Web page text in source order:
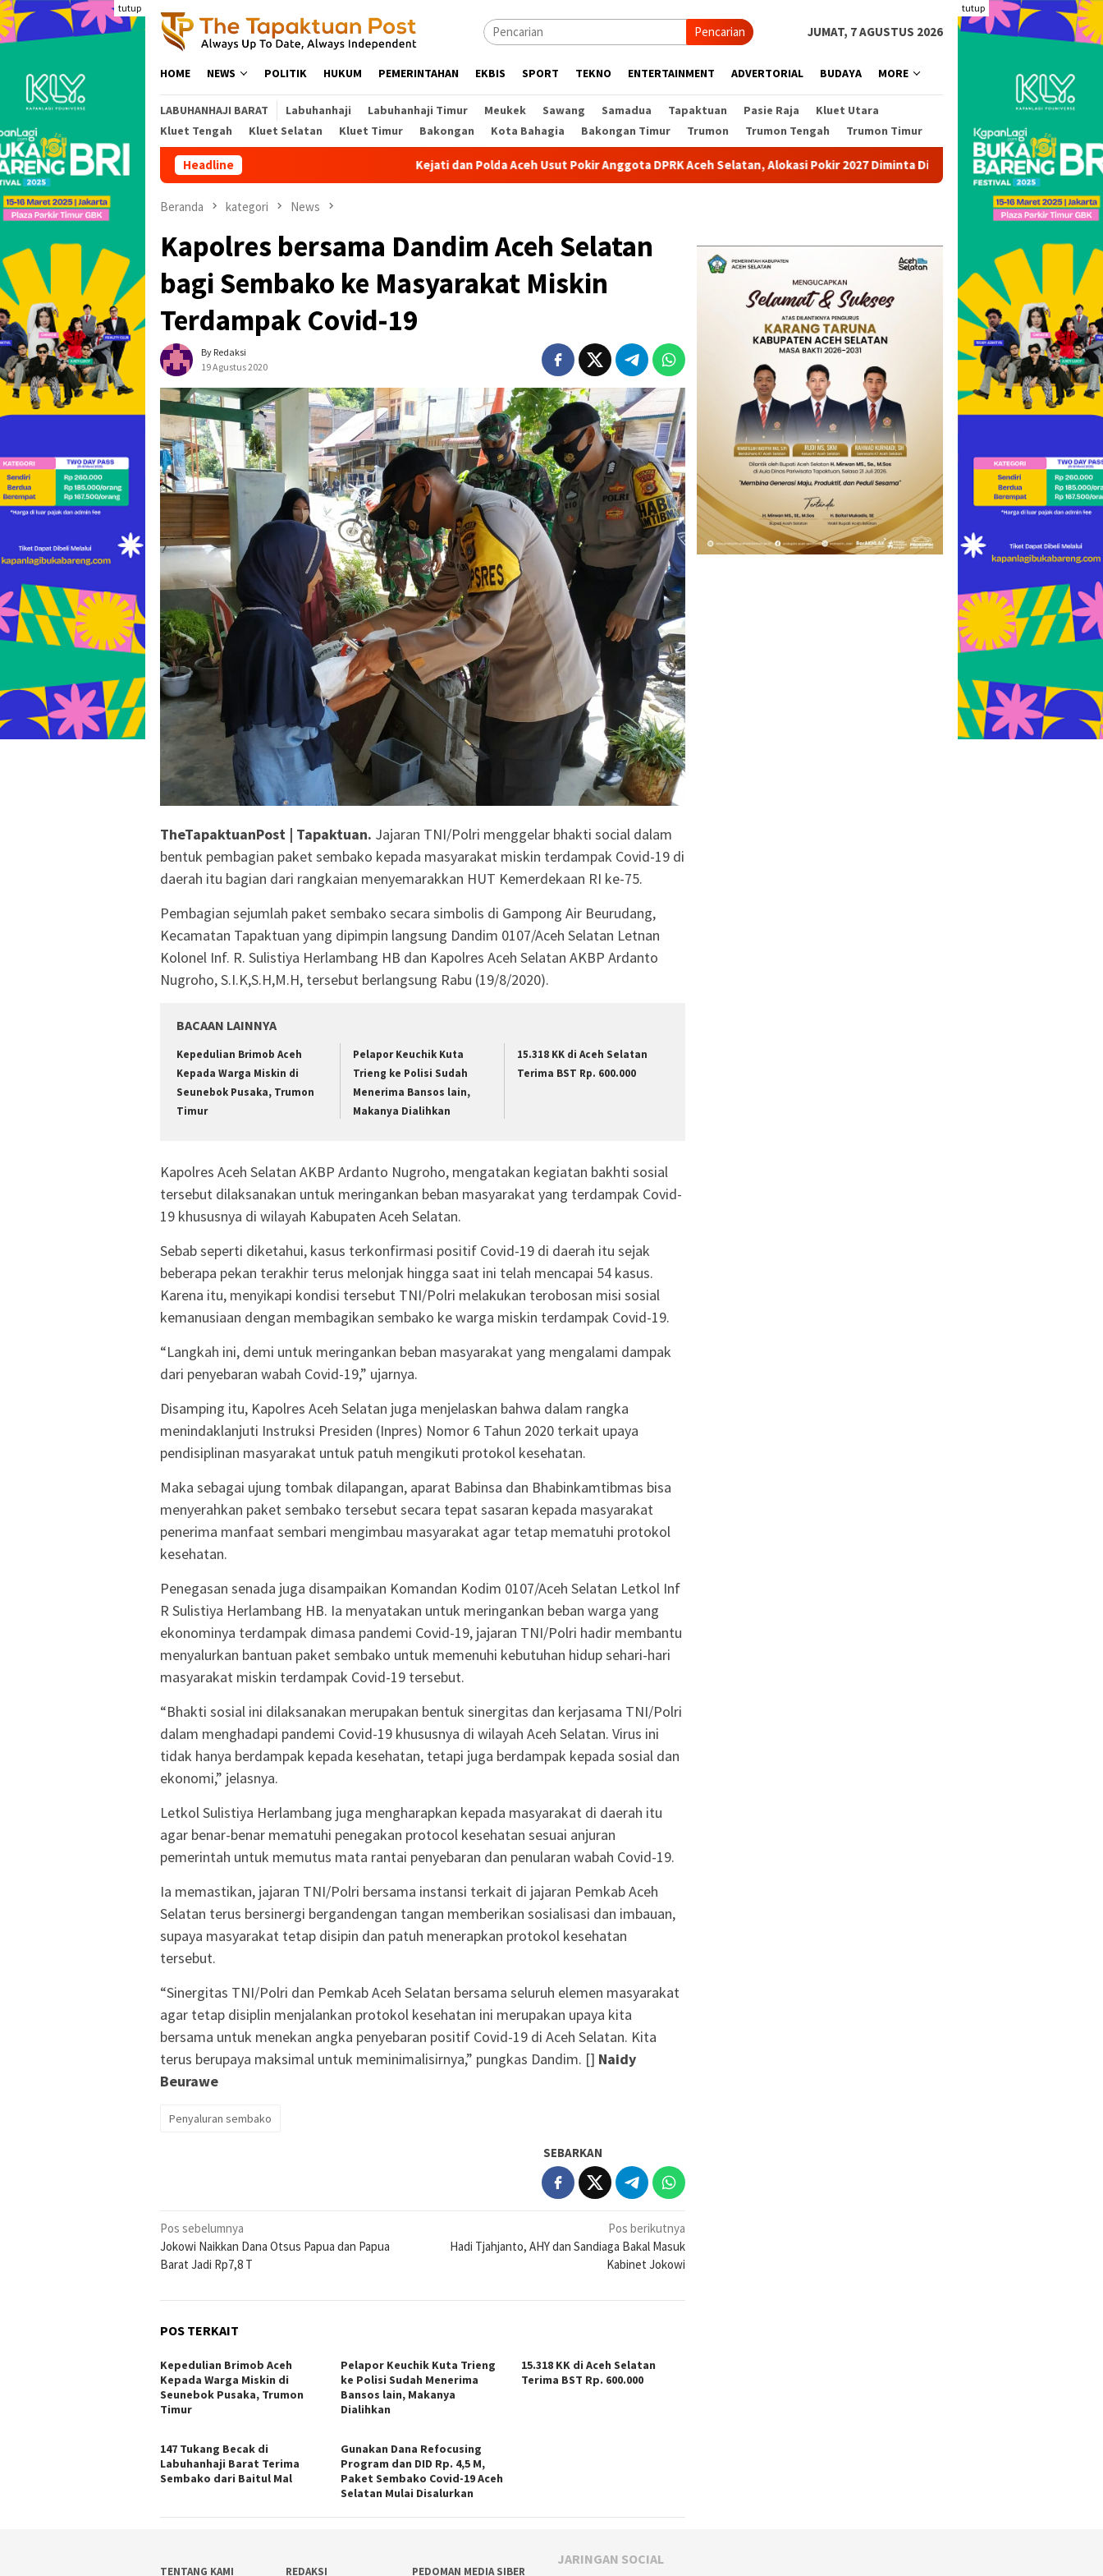
Loncat
ke
konten
tutup tutup
Pencarian JUMAT, 7 AGUSTUS 2026
HOME NEWS POLITIK HUKUM PEMERINTAHAN EKBIS SPORT TEKNO ENTERTAINMENT ADVERTORIAL BUDAYA MORE
LABUHANHAJI BARAT Labuhanhaji Labuhanhaji Timur Meukek Sawang Samadua Tapaktuan Pasie Raja
Kluet Utara
Kluet Tengah
Kluet Selatan Kluet Timur Bakongan Kota Bahagia Bakongan Timur Trumon Trumon Tengah Trumon Timur
Headline Kejati dan Polda Aceh Usut Pokir Anggota DPRK Aceh Selatan, Alokasi Pokir 2027 Diminta Dihentikan Pohon Besar Tumbang
Beranda kategori News
Kapolres bersama Dandim Aceh Selatan
bagi Sembako ke Masyarakat Miskin
Terdampak Covid-19
By Redaksi
19 Agustus 2020
TheTapaktuanPost | Tapaktuan. Jajaran TNI/Polri menggelar bhakti social dalam
bentuk pembagian paket sembako kepada masyarakat miskin terdampak Covid-19 di
daerah itu bagian dari rangkaian menyemarakkan HUT Kemerdekaan RI ke-75.
Pembagian sejumlah paket sembako secara simbolis di Gampong Air Beurudang,
Kecamatan Tapaktuan yang dipimpin langsung Dandim 0107/Aceh Selatan Letnan
Kolonel Inf. R. Sulistiya Herlambang HB dan Kapolres Aceh Selatan AKBP Ardanto
Nugroho, S.I.K,S.H,M.H, tersebut berlangsung Rabu (19/8/2020).
BACAAN LAINNYA
Kepedulian Brimob Aceh
Kepada Warga Miskin di
Seunebok Pusaka, Trumon
Timur
Pelapor Keuchik Kuta
Trieng ke Polisi Sudah
Menerima Bansos lain,
Makanya Dialihkan
15.318 KK di Aceh Selatan
Terima BST Rp. 600.000
Kapolres Aceh Selatan AKBP Ardanto Nugroho, mengatakan kegiatan bakhti sosial
tersebut dilaksanakan untuk meringankan beban masyarakat yang terdampak Covid-
19 khususnya di wilayah Kabupaten Aceh Selatan.
Sebab seperti diketahui, kasus terkonfirmasi positif Covid-19 di daerah itu sejak
beberapa pekan terakhir terus melonjak hingga saat ini telah mencapai 54 kasus.
Karena itu, menyikapi kondisi tersebut TNI/Polri melakukan terobosan misi sosial
kemanusiaan dengan membagikan sembako ke warga miskin terdampak Covid-19.
“Langkah ini, demi untuk meringankan beban masyarakat yang mengalami dampak
dari penyebaran wabah Covid-19,” ujarnya.
Disamping itu, Kapolres Aceh Selatan juga menjelaskan bahwa dalam rangka
menindaklanjuti Instruksi Presiden (Inpres) Nomor 6 Tahun 2020 terkait upaya
pendisiplinan masyarakat untuk patuh mengikuti protokol kesehatan.
Maka sebagai ujung tombak dilapangan, aparat Babinsa dan Bhabinkamtibmas bisa
menyerahkan paket sembako tersebut secara tepat sasaran kepada masyarakat
penerima manfaat sembari mengimbau masyarakat agar tetap mematuhi protokol
kesehatan.
Penegasan senada juga disampaikan Komandan Kodim 0107/Aceh Selatan Letkol Inf
R Sulistiya Herlambang HB. Ia menyatakan untuk meringankan beban warga yang
ekonominya terdampak dimasa pandemi Covid-19, jajaran TNI/Polri hadir membantu
menyalurkan bantuan paket sembako untuk memenuhi kebutuhan hidup sehari-hari
masyarakat miskin terdampak Covid-19 tersebut.
“Bhakti sosial ini dilaksanakan merupakan bentuk sinergitas dan kerjasama TNI/Polri
dalam menghadapi pandemi Covid-19 khususnya di wilayah Aceh Selatan. Virus ini
tidak hanya berdampak kepada kesehatan, tetapi juga berdampak kepada sosial dan
ekonomi,” jelasnya.
Letkol Sulistiya Herlambang juga mengharapkan kepada masyarakat di daerah itu
agar benar-benar mematuhi penegakan protocol kesehatan sesuai anjuran
pemerintah untuk memutus mata rantai penyebaran dan penularan wabah Covid-19.
Ia memastikan, jajaran TNI/Polri bersama instansi terkait di jajaran Pemkab Aceh
Selatan terus bersinergi bergandengan tangan memberikan sosialisasi dan imbauan,
supaya masyarakat tetap disipin dan patuh menerapkan protokol kesehatan
tersebut.
“Sinergitas TNI/Polri dan Pemkab Aceh Selatan bersama seluruh elemen masyarakat
agar tetap disiplin menjalankan protokol kesehatan ini merupakan upaya kita
bersama untuk menekan angka penyebaran positif Covid-19 di Aceh Selatan. Kita
terus berupaya maksimal untuk meminimalisirnya,” pungkas Dandim. [] Naidy
Beurawe
Penyaluran sembako
SEBARKAN
Navigasi
pos
Pos sebelumnya
Jokowi Naikkan Dana Otsus Papua dan Papua
Barat Jadi Rp7,8 T
Pos berikutnya
Hadi Tjahjanto, AHY dan Sandiaga Bakal Masuk
Kabinet Jokowi
POS TERKAIT
Kepedulian Brimob Aceh
Kepada Warga Miskin di
Seunebok Pusaka, Trumon
Timur
Pelapor Keuchik Kuta Trieng
ke Polisi Sudah Menerima
Bansos lain, Makanya
Dialihkan
15.318 KK di Aceh Selatan
Terima BST Rp. 600.000
147 Tukang Becak di
Labuhanhaji Barat Terima
Sembako dari Baitul Mal
Gunakan Dana Refocusing
Program dan DID Rp. 4,5 M,
Paket Sembako Covid-19 Aceh
Selatan Mulai Disalurkan
TENTANG KAMI REDAKSI PEDOMAN MEDIA SIBER
JARINGAN SOCIAL